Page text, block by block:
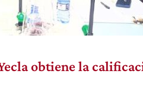
obtiene la